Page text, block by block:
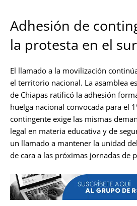
Adhesión de
la protesta en el
El llamado a la movilización
el territorio nacional. La asamblea
de Chiapas ratificó la adhesión
huelga nacional convocada para el
contingente exige las mismas
legal en materia educativa y de
un llamado a mantener la unidad
de cara a las próximas jornadas de